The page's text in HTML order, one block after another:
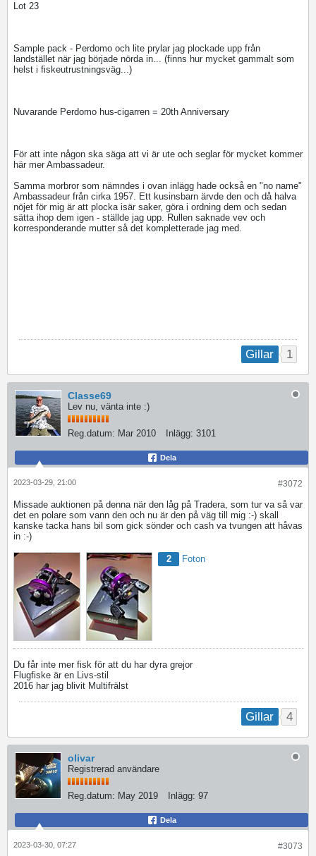
Lot 23
Sample pack - Perdomo och lite prylar jag plockade upp från
landstället när jag började nörda in... (finns hur mycket gammalt som
helst i fiskeutrustningsväg...)
Nuvarande Perdomo hus-cigarren = 20th Anniversary
För att inte någon ska säga att vi är ute och seglar för mycket kommer
här mer Ambassadeur.
Samma morbror som nämndes i ovan inlägg hade också en "no name"
Ambassadeur från cirka 1957. Ett kusinsbarn ärvde den och då halva
nöjet för mig är att plocka isär saker, göra i ordning dem och sedan
sätta ihop dem igen - ställde jag upp. Rullen saknade vev och
korresponderande mutter så det kompletterade jag med.
Gillar 1
Classe69
Lev nu, vänta inte :)
Reg.datum: Mar 2010 Inlägg: 3101
Dela
#3072
2023-03-29, 21:00
Missade auktionen på denna när den låg på Tradera, som tur va så var
det en polare som vann den och nu är den på väg till mig :-) skall
kanske tacka hans bil som gick sönder och cash va tvungen att håvas
in :-)
2 Foton
Du får inte mer fisk för att du har dyra grejor
Flugfiske är en Livs-stil
2016 har jag blivit Multifrälst
Gillar 4
olivar
Registrerad användare
Reg.datum: May 2019 Inlägg: 97
Dela
#3073
2023-03-30, 07:27